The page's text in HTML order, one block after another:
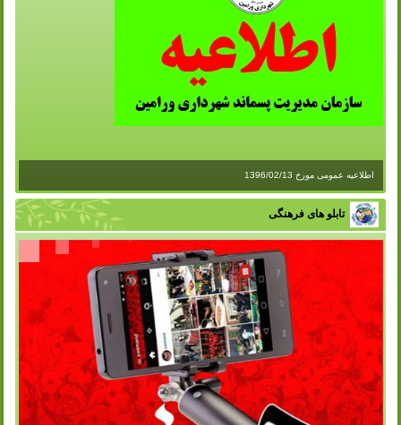
اطلاعیه عمومی مورخ 1396/02/13
تابلو های فرهنگی